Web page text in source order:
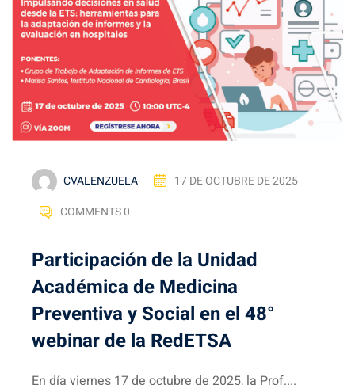
CVALENZUELA
17 DE OCTUBRE DE 2025
COMMENTS 0
Participación de la Unidad
Académica de Medicina
Preventiva y Social en el 48°
webinar de la RedETSA
En día viernes 17 de octubre de 2025, la Prof....